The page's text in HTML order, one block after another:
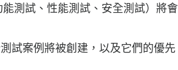
測試、性能測試、安全測試）將會
試案例將被創建，以及它們的優先